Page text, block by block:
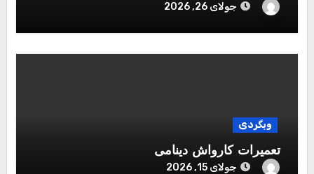
جولای 26, 2026
وبگردی
تعمیرات کارواش دینامی
جولای 15, 2026